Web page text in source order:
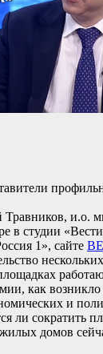
и.о.
в студии
1», сайте
как
и
ли сократить
домов